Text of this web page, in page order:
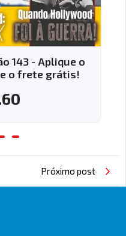
144 - Aplique o
o frete grátis!
Próximo post